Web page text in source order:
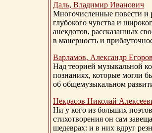
Даль, Владимир Иванович
Многочисленные повести и
глубокого чувства и
анекдотов, рассказанных
в манерность и
Варламов, Александр
Над теорией музыкальной
познаниях, которые могли
об общемузыкальном
Некрасов Николай
Ни у кого из больших
стихотворения он сам
шедеврах: и в них вдруг